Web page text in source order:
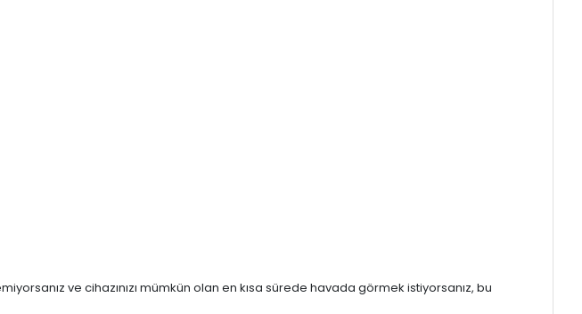
ve cihazınızı mümkün olan en kısa sürede havada görmek istiyorsanız, bu